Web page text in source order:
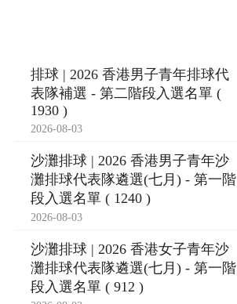
排球 | 2026 香港男子青年排球代
表隊補選 - 第二階段入選名單 (
1930 )
2026-08-03
沙灘排球 | 2026 香港男子青年沙
灘排球代表隊遴選(七月) - 第一階
段入選名單 ( 1240 )
2026-08-03
沙灘排球 | 2026 香港女子青年沙
灘排球代表隊遴選(七月) - 第一階
段入選名單 ( 912 )